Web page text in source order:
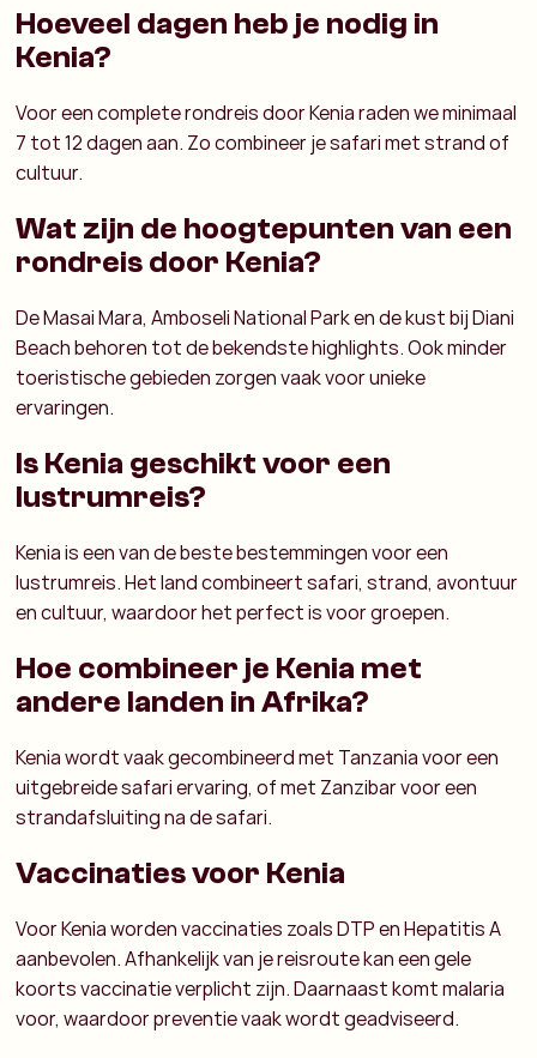
Hoeveel dagen heb je nodig in
Kenia?
Voor een complete rondreis door Kenia raden we minimaal
7 tot 12 dagen aan. Zo combineer je safari met strand of
cultuur.
Wat zijn de hoogtepunten van een
rondreis door Kenia?
De Masai Mara, Amboseli National Park en de kust bij Diani
Beach behoren tot de bekendste highlights. Ook minder
toeristische gebieden zorgen vaak voor unieke
ervaringen.
Is Kenia geschikt voor een
lustrumreis?
Kenia is een van de beste bestemmingen voor een
lustrumreis. Het land combineert safari, strand, avontuur
en cultuur, waardoor het perfect is voor groepen.
Hoe combineer je Kenia met
andere landen in Afrika?
Kenia wordt vaak gecombineerd met Tanzania voor een
uitgebreide safari ervaring, of met Zanzibar voor een
strandafsluiting na de safari.
Vaccinaties voor Kenia
Voor Kenia worden vaccinaties zoals DTP en Hepatitis A
aanbevolen. Afhankelijk van je reisroute kan een gele
koorts vaccinatie verplicht zijn. Daarnaast komt malaria
voor, waardoor preventie vaak wordt geadviseerd.